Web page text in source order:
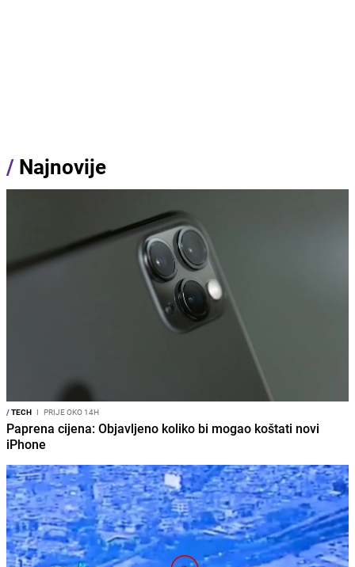
/ Najnovije
/TECH I PRIJE OKO 14H
Paprena cijena: Objavljeno koliko bi mogao koštati novi
iPhone